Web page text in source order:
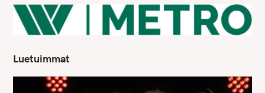
Luetuimmat